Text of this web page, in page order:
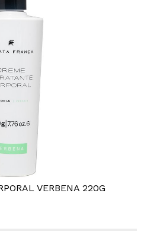
VERBENA 220G